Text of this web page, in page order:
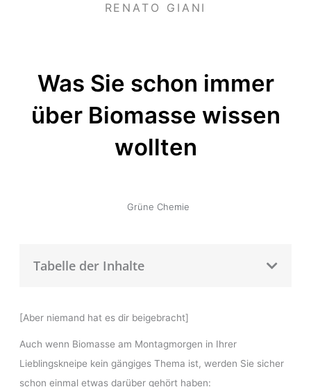
RENATO GIANI
Was Sie schon immer
über Biomasse wissen
wollten
Grüne Chemie
Tabelle der Inhalte
[Aber niemand hat es dir beigebracht]
Auch wenn Biomasse am Montagmorgen in Ihrer
Lieblingskneipe kein gängiges Thema ist, werden Sie sicher
schon einmal etwas darüber gehört haben: